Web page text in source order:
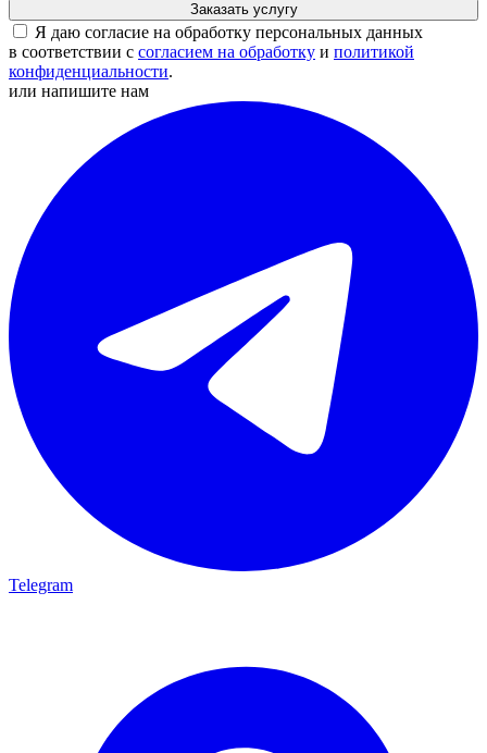
Заказать услугу
Я даю согласие на обработку персональных данных
в соответствии с согласием на обработку и политикой
конфиденциальности.
или напишите нам
Telegram